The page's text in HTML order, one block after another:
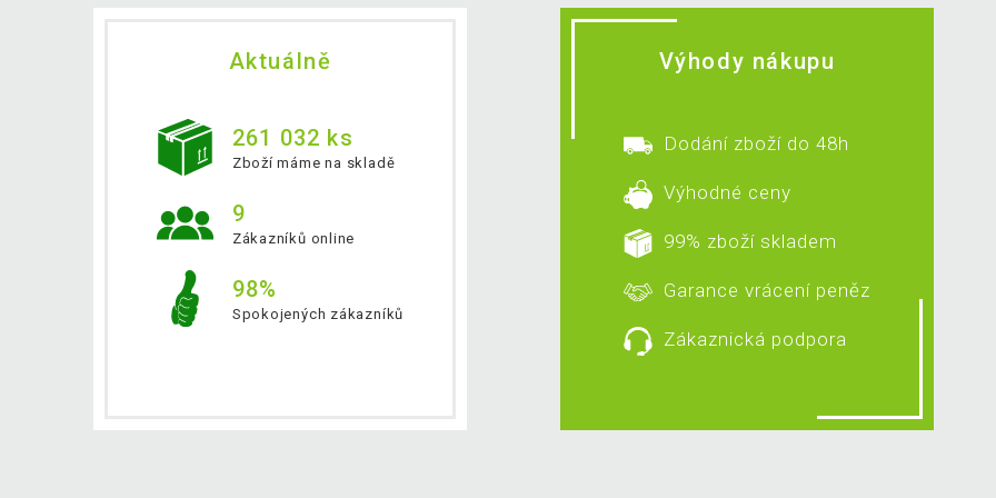
Aktuálně
261 032 ks
Zboží máme na skladě
9
Zákazníků online
98%
Spokojených zákazníků
Výhody nákupu
Dodání zboží do 48h
Výhodné ceny
99% zboží skladem
Garance vrácení peněz
Zákaznická podpora